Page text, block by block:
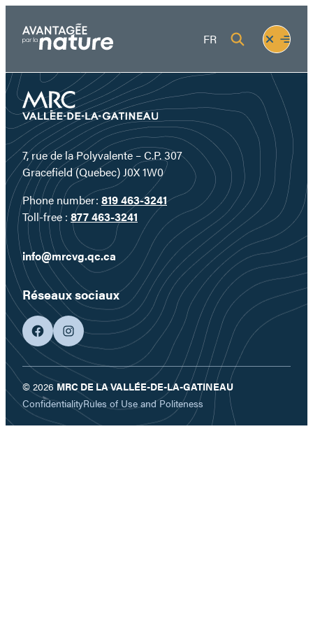
content
FR
Fermer
le
menu
Ouvrir
le
7, rue de la Polyvalente – C.P. 307
Gracefield (Quebec) J0X 1W0
Phone number: 819 463-3241
Toll-free : 877 463-3241
info@mrcvg.qc.ca
Réseaux sociaux
facebookgoogleplus
© 2026 MRC DE LA VALLÉE-DE-LA-GATINEAU
ConfidentialityRules of Use and Politeness